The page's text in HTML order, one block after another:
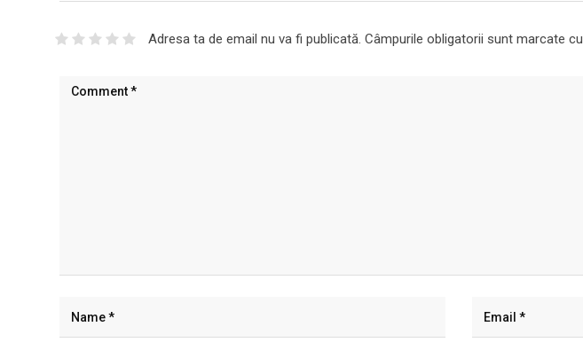
Adresa ta de email nu va fi publicată. Câmpurile obligatorii sunt marcate cu